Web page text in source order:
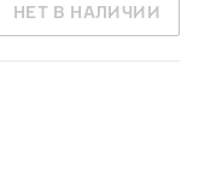
НЕТ В НАЛИЧИИ